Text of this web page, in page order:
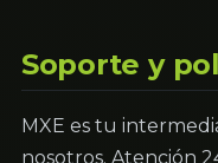
Soporte y
MXE es tu
nosotros. Atención